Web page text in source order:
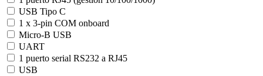
USB Tipo C
1 x 3-pin COM onboard
Micro-B USB
UART
1 puerto serial RS232 a RJ45
USB